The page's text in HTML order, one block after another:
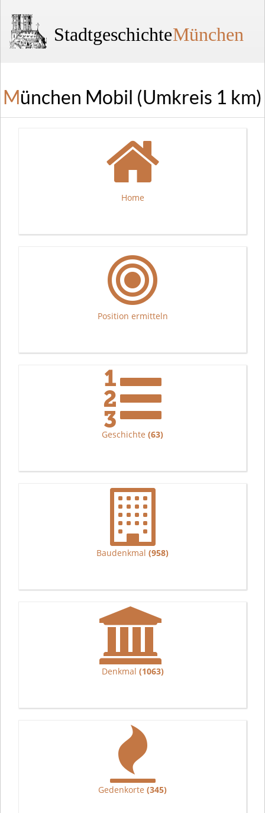
StadtgeschichteMünchen
München Mobil (Umkreis 1 km)
Home
Position ermitteln
Geschichte (63)
Baudenkmal (958)
Denkmal (1063)
Gedenkorte (345)